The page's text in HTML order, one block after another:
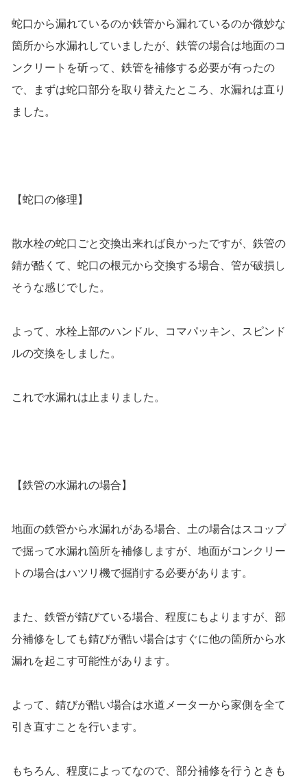
蛇口から漏れているのか鉄管から漏れているのか微妙な
箇所から水漏れしていましたが、鉄管の場合は地面のコ
ンクリートを斫って、鉄管を補修する必要が有ったの
で、まずは蛇口部分を取り替えたところ、水漏れは直り
ました。
【蛇口の修理】
散水栓の蛇口ごと交換出来れば良かったですが、鉄管の
錆が酷くて、蛇口の根元から交換する場合、管が破損し
そうな感じでした。
よって、水栓上部のハンドル、コマパッキン、スピンド
ルの交換をしました。
これで水漏れは止まりました。
【鉄管の水漏れの場合】
地面の鉄管から水漏れがある場合、土の場合はスコップ
で掘って水漏れ箇所を補修しますが、地面がコンクリー
トの場合はハツリ機で掘削する必要があります。
また、鉄管が錆びている場合、程度にもよりますが、部
分補修をしても錆びが酷い場合はすぐに他の箇所から水
漏れを起こす可能性があります。
よって、錆びが酷い場合は水道メーターから家側を全て
引き直すことを行います。
もちろん、程度によってなので、部分補修を行うときも